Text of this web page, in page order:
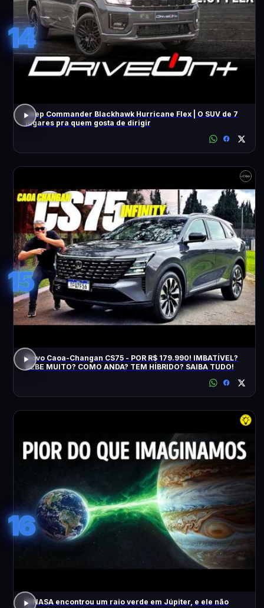
14
Jeep Commander Blackhawk Hurricane Flex | O SUV de 7
lugares pra quem gosta de dirigir
15
Novo Caoa-Changan CS75 - POR R$ 179.990! IMBATÍVEL?
BEBE MUITO? COMO ANDA? TEM HÍBRIDO? SAIBA TUDO!
16
A NASA encontrou um raio verde em Júpiter, e ele não